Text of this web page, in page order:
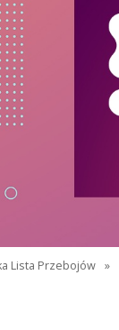
Lista Przebojów »